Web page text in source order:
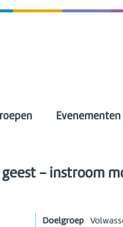
Evenementen
geest - instroom
Doelgroep